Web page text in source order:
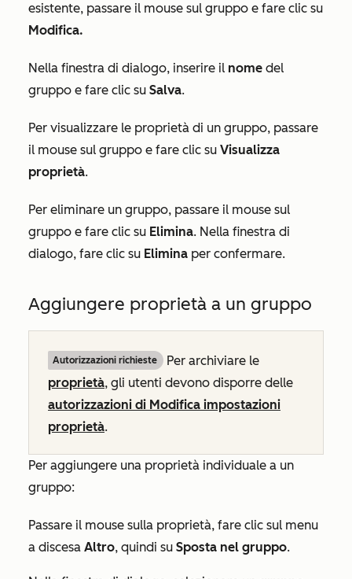
esistente, passare il mouse sul gruppo e fare clic su
Modifica.
Nella finestra di dialogo, inserire il nome del
gruppo e fare clic su Salva.
Per visualizzare le proprietà di un gruppo, passare
il mouse sul gruppo e fare clic su Visualizza
proprietà.
Per eliminare un gruppo, passare il mouse sul
gruppo e fare clic su Elimina. Nella finestra di
dialogo, fare clic su Elimina per confermare.
Aggiungere proprietà a un gruppo
Autorizzazioni richieste
Per archiviare le
proprietà, gli utenti devono disporre delle
autorizzazioni di Modifica impostazioni
proprietà.
Per aggiungere una proprietà individuale a un
gruppo:
Passare il mouse sulla proprietà, fare clic sul menu
a discesa Altro, quindi su Sposta nel gruppo.